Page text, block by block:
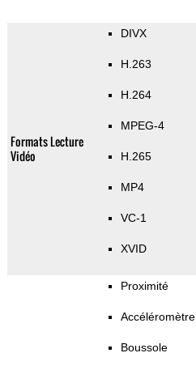
Formats Lecture
Vidéo
DIVX
H.263
H.264
MPEG-4
H.265
MP4
VC-1
XVID
Proximité
Accéléromètre
Boussole